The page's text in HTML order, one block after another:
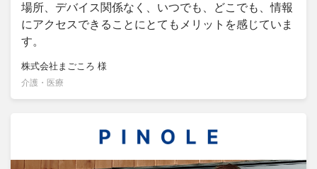
場所、デバイス関係なく、いつでも、どこでも、情報
にアクセスできることにとてもメリットを感じていま
す。
株式会社まごころ 様
介護・医療